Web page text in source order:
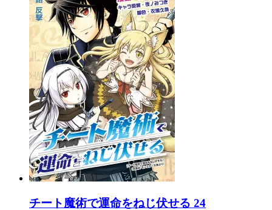
チート魔術で運命をねじ伏せる 24